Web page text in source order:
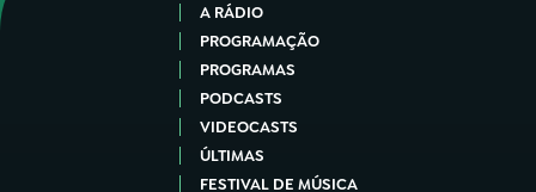
A RÁDIO
PROGRAMAÇÃO
PROGRAMAS
PODCASTS
VIDEOCASTS
ÚLTIMAS
FESTIVAL DE MÚSICA